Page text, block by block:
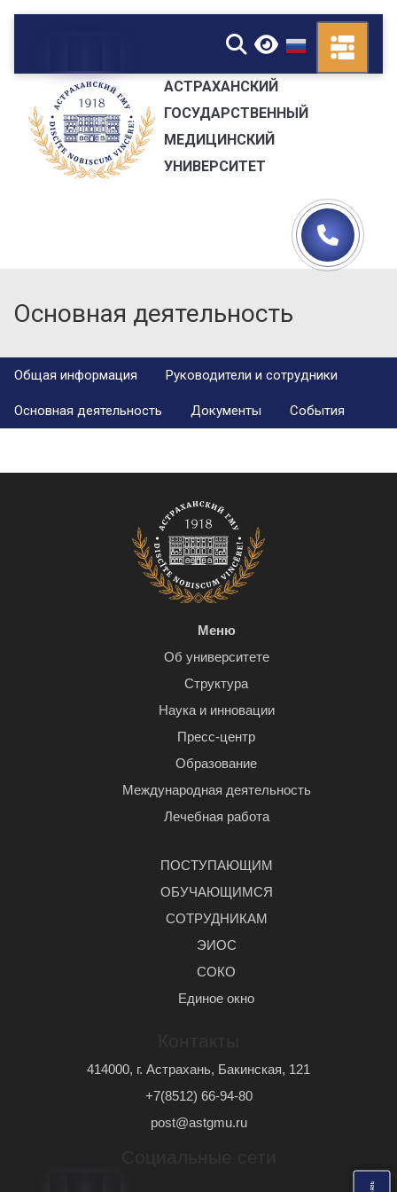
▼
АСТРАХАНСКИЙ
ГОСУДАРСТВЕННЫЙ
МЕДИЦИНСКИЙ
УНИВЕРСИТЕТ
Основная деятельность
Общая информация Руководители и сотрудники
Основная деятельность Документы События
Меню
Об университете
Структура
Наука и инновации
Пресс-центр
Образование
Международная деятельность
Лечебная работа
ПОСТУПАЮЩИМ
ОБУЧАЮЩИМСЯ
СОТРУДНИКАМ
ЭИОС
СОКО
Единое окно
414000, г. Астрахань, Бакинская, 121
+7(8512) 66-94-80
post@astgmu.ru